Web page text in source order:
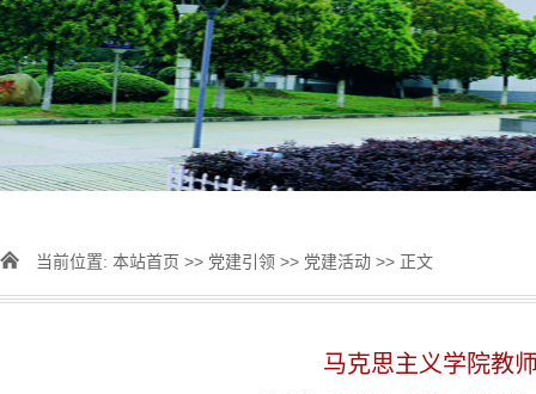
当前位置: 本站首页 >> 党建引领 >> 党建活动 >> 正文
马克思主义学院教